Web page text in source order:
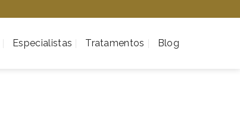
Especialistas Tratamentos Blog